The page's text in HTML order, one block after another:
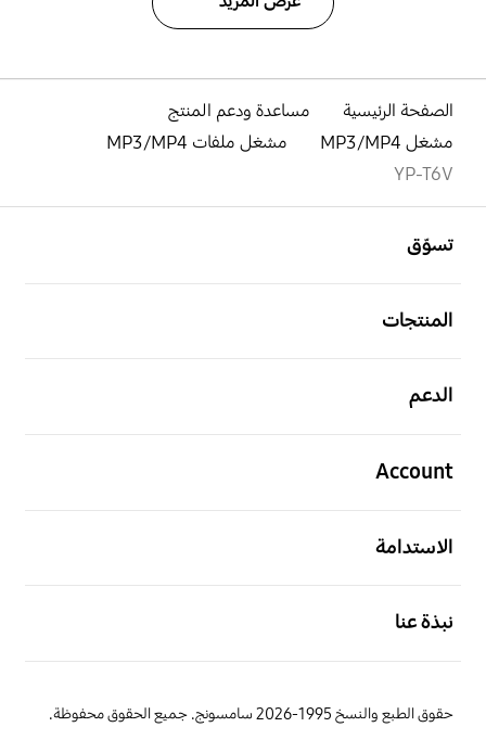
الصفحة الرئيسية
مساعدة ودعم المنتج
مشغل MP3/MP4
مشغل ملفات MP3/MP4
YP-T6V
تسوّق
المنتجات
الدعم
Account
الاستدامة
نبذة عنا
حقوق الطبع والنسخ 1995-2026 سامسونج. جميع الحقوق محفوظة.